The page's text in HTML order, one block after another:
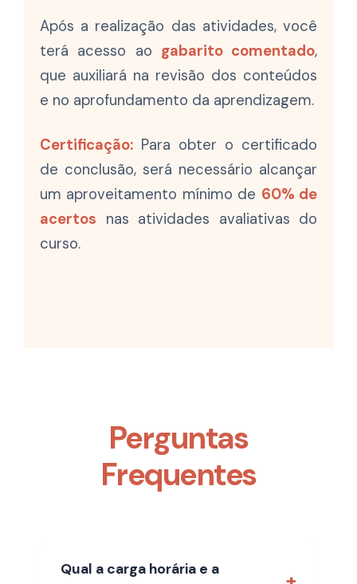
Após a realização das atividades, você
terá acesso ao gabarito comentado,
que auxiliará na revisão dos conteúdos
e no aprofundamento da aprendizagem.
Certificação: Para obter o certificado
de conclusão, será necessário alcançar
um aproveitamento mínimo de 60% de
acertos nas atividades avaliativas do
curso.
Perguntas
Frequentes
Qual a carga horária e a